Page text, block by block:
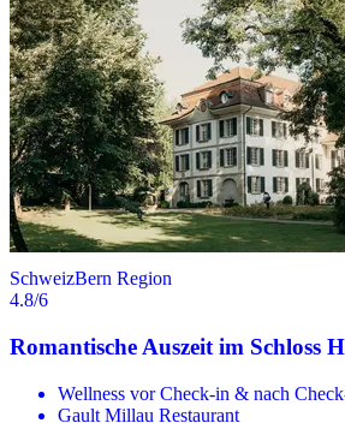
SchweizBern Region
4.8/6
Romantische Auszeit im Schloss
Wellness vor Check-in & nach
Gault Millau Restaurant